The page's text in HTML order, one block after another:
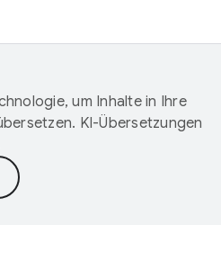
um Inhalte in Ihre
KI-Übersetzungen